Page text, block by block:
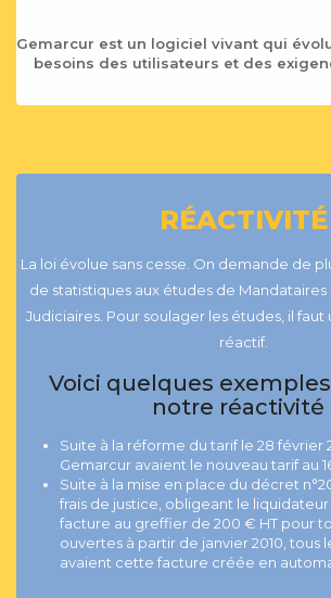
Gemarcur est un logiciel vivant qui
besoins des utilisateurs et des
RÉACTIVITÉ
La loi évolue sans cesse. On demande de
de statistiques aux études de
Judiciaires. Pour soulager les études, il
réactif.
Voici quelques
notre réactivité
Suite à la réforme du tarif le 28 février
Gemarcur avaient le nouveau tarif au
Suite à la mise en place du décret
frais de justice, obligeant le liquidateur
facture au greffier de 200 € HT pour
ouvertes à partir de janvier 2010, tous
avaient cette facture créée en